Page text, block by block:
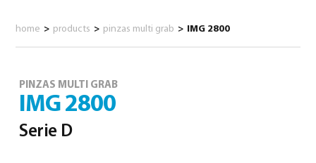
home > products > pinzas multi grab > IMG 2800
PINZAS MULTI GRAB
IMG 2800
Serie D